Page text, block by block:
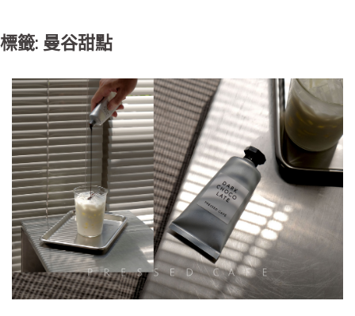
標籤: 曼谷甜點